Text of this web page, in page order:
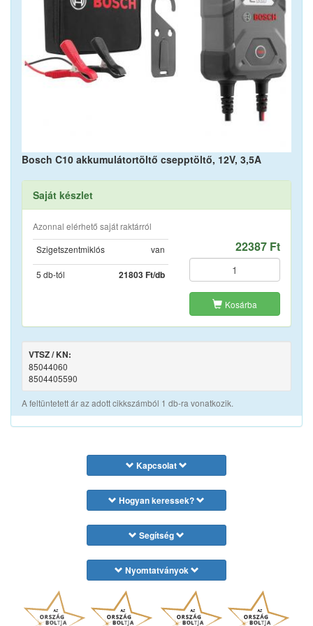
Bosch C10 akkumulátortöltő csepptöltő, 12V, 3,5A
Saját készlet
Azonnal elérhető saját raktárról
Szigetszentmiklós
van
5 db-tól 21803 Ft/db
22387 Ft
Kosárba
VTSZ / KN:
85044060
8504405590
A feltüntetett ár az adott cikkszámból 1 db-ra vonatkozik.
Kapcsolat
Hogyan keressek?
Segítség
Nyomtatványok